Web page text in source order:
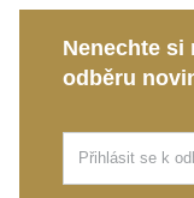
Kolekce
oslavuje
Tento stříbrný
od běžného
Nenechte
odběru